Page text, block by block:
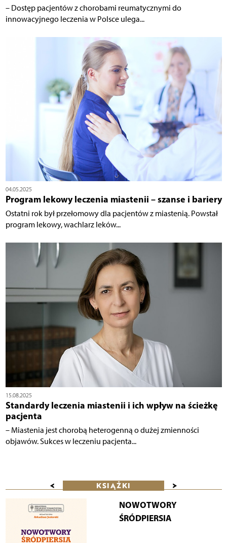
– Dostęp pacjentów z chorobami reumatycznymi do
innowacyjnego leczenia w Polsce ulega...
04.05.2025
Program lekowy leczenia miastenii – szanse i bariery
Ostatni rok był przełomowy dla pacjentów z miastenią. Powstał
program lekowy, wachlarz leków...
15.08.2025
Standardy leczenia miastenii i ich wpływ na ścieżkę
pacjenta
– Miastenia jest chorobą heterogenną o dużej zmienności
objawów. Sukces w leczeniu pacjenta...
< KSIĄŻKI >
NOWOTWORY
ŚRÓDPIERSIA